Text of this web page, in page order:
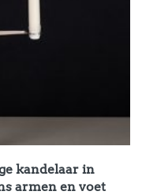
kandelaar in
armen en voet